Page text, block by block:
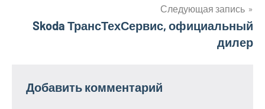
записям
Следующая запись
Skoda ТрансТехСервис, официальный
дилер
Добавить комментарий